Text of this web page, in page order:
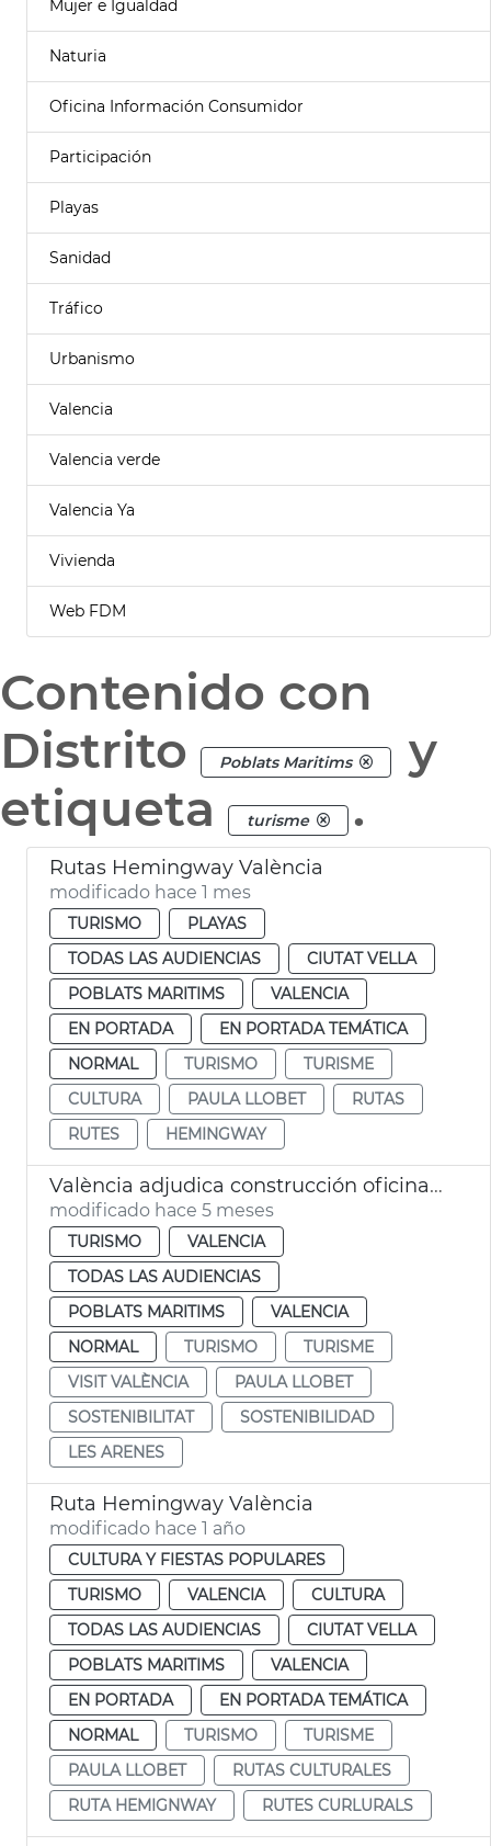
Mujer e Igualdad
Naturia
Oficina Información Consumidor
Participación
Playas
Sanidad
Tráfico
Urbanismo
Valencia
Valencia verde
Valencia Ya
Vivienda
Web FDM
Contenido con
Distrito
Poblats Maritims
y
etiqueta
turisme .
Rutas Hemingway València
modificado hace 1 mes
TURISMO
PLAYAS
TODAS LAS AUDIENCIAS
CIUTAT VELLA
POBLATS MARITIMS
VALENCIA
EN PORTADA
EN PORTADA TEMÁTICA
NORMAL
TURISMO
TURISME
CULTURA
PAULA LLOBET
RUTAS
RUTES
HEMINGWAY
València adjudica construcción oficina turismo modular playa las Arenas
modificado hace 5 meses
TURISMO
VALENCIA
TODAS LAS AUDIENCIAS
POBLATS MARITIMS
VALENCIA
NORMAL
TURISMO
TURISME
VISIT VALÈNCIA
PAULA LLOBET
SOSTENIBILITAT
SOSTENIBILIDAD
LES ARENES
Ruta Hemingway València
modificado hace 1 año
CULTURA Y FIESTAS POPULARES
TURISMO
VALENCIA
CULTURA
TODAS LAS AUDIENCIAS
CIUTAT VELLA
POBLATS MARITIMS
VALENCIA
EN PORTADA
EN PORTADA TEMÁTICA
NORMAL
TURISMO
TURISME
PAULA LLOBET
RUTAS CULTURALES
RUTA HEMIGNWAY
RUTES CURLURALS